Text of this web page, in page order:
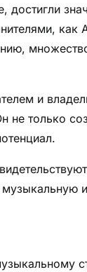
и
не только